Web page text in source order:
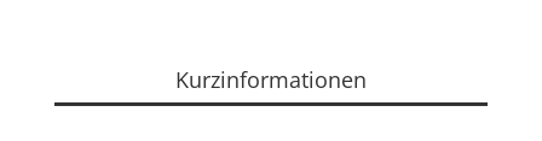
Kurzinformationen